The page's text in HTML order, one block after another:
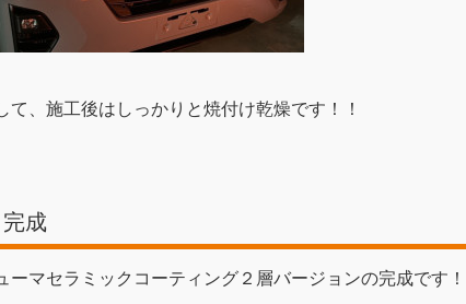
て、施工後はしっかりと焼付け乾燥です！！
完成
ーマセラミックコーティング２層バージョンの完成です！